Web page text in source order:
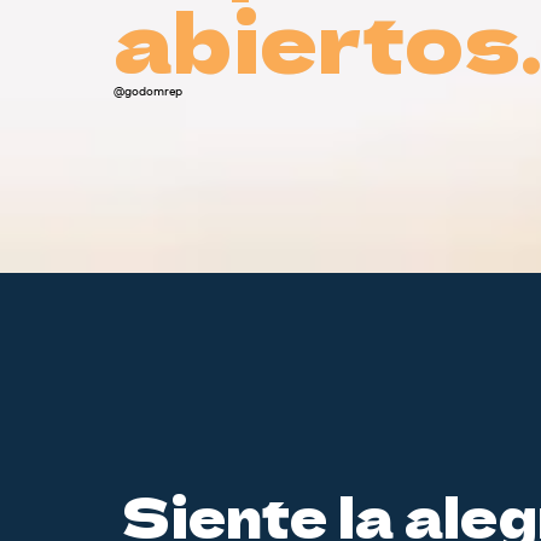
abiertos.
abiertos.
@godomrep
Siente la